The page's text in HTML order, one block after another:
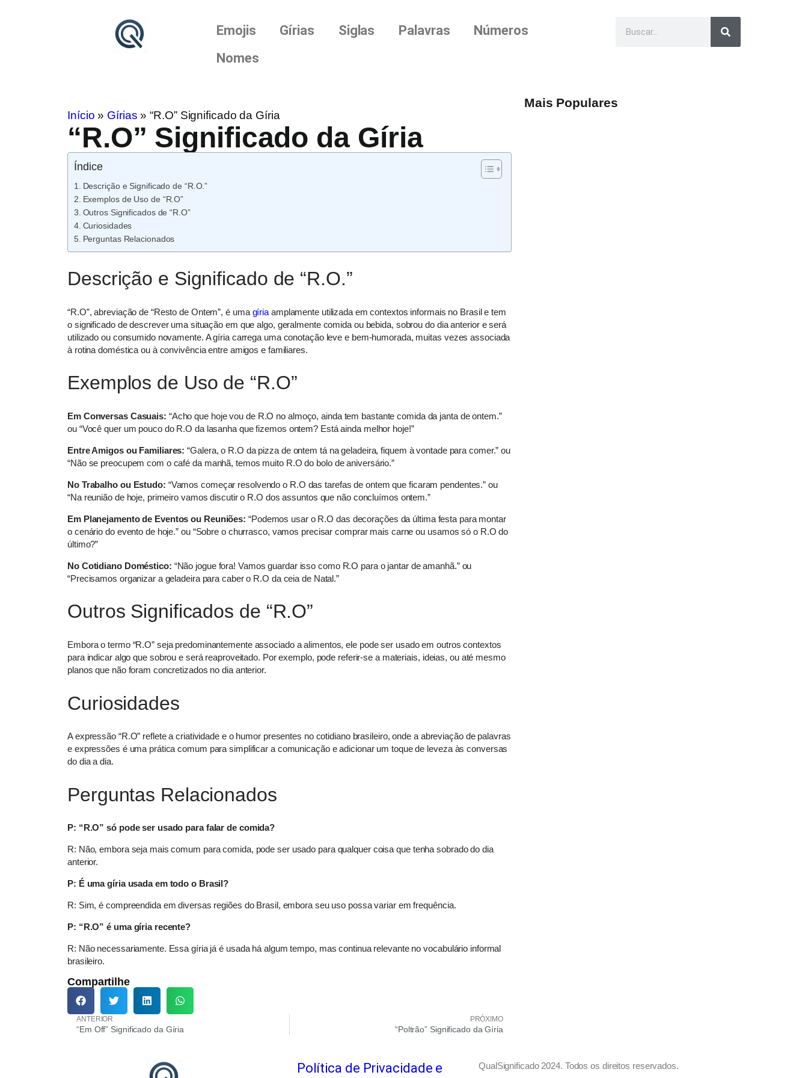
Emojis Gírias Siglas Palavras
Números
Nomes
Início » Gírias »“R.O” Significado da Gíria
“R.O” Significado da Gíria
Índice
Descrição e Significado de “R.O.”
Exemplos de Uso de “R.O”
Outros Significados de “R.O”
Curiosidades
Perguntas Relacionados
Descrição e Significado de “R.O.”
“R.O”, abreviação de “Resto de Ontem”, é uma gíria amplamente utilizada em contextos informais no Brasil e tem
o significado de descrever uma situação em que algo, geralmente comida ou bebida, sobrou do dia anterior e será
utilizado ou consumido novamente. A gíria carrega uma conotação leve e bem-humorada, muitas vezes associada
à rotina doméstica ou à convivência entre amigos e familiares.
Exemplos de Uso de “R.O”
Em Conversas Casuais: “Acho que hoje vou de R.O no almoço, ainda tem bastante comida da janta de ontem.”
ou “Você quer um pouco do R.O da lasanha que fizemos ontem? Está ainda melhor hoje!”
Entre Amigos ou Familiares: “Galera, o R.O da pizza de ontem tá na geladeira, fiquem à vontade para comer.” ou
“Não se preocupem com o café da manhã, temos muito R.O do bolo de aniversário.”
No Trabalho ou Estudo: “Vamos começar resolvendo o R.O das tarefas de ontem que ficaram pendentes.” ou
“Na reunião de hoje, primeiro vamos discutir o R.O dos assuntos que não concluímos ontem.”
Em Planejamento de Eventos ou Reuniões: “Podemos usar o R.O das decorações da última festa para montar
o cenário do evento de hoje.” ou “Sobre o churrasco, vamos precisar comprar mais carne ou usamos só o R.O do
último?”
No Cotidiano Doméstico: “Não jogue fora! Vamos guardar isso como R.O para o jantar de amanhã.” ou
“Precisamos organizar a geladeira para caber o R.O da ceia de Natal.”
Outros Significados de “R.O”
Embora o termo “R.O” seja predominantemente associado a alimentos, ele pode ser usado em outros contextos
para indicar algo que sobrou e será reaproveitado. Por exemplo, pode referir-se a materiais, ideias, ou até mesmo
planos que não foram concretizados no dia anterior.
Curiosidades
A expressão “R.O” reflete a criatividade e o humor presentes no cotidiano brasileiro, onde a abreviação de palavras
e expressões é uma prática comum para simplificar a comunicação e adicionar um toque de leveza às conversas
do dia a dia.
Perguntas Relacionados
P: “R.O” só pode ser usado para falar de comida?
R: Não, embora seja mais comum para comida, pode ser usado para qualquer coisa que tenha sobrado do dia
anterior.
P: É uma gíria usada em todo o Brasil?
R: Sim, é compreendida em diversas regiões do Brasil, embora seu uso possa variar em frequência.
P: “R.O” é uma gíria recente?
R: Não necessariamente. Essa gíria já é usada há algum tempo, mas continua relevante no vocabulário informal
brasileiro.
Compartilhe
ANTERIOR
“Em Off” Significado da Gíria
PRÓXIMO
“Poltrão” Significado da Gíria
Mais Populares
Política de Privacidade e QualSignificado 2024. Todos os direitos reservados.